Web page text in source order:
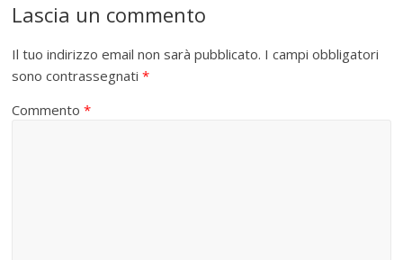
Lascia un commento
Il tuo indirizzo email non sarà pubblicato. I campi obbligatori
sono contrassegnati*
Commento*